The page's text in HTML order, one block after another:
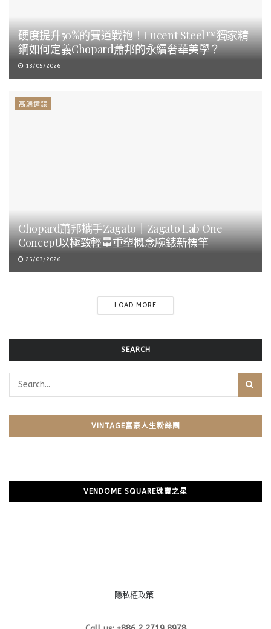
硬度提升50%的賽道戰袍！Lucent Steel™獨家精
鋼如何定義Chopard蕭邦的永續奢華美學？
13/05/2026
高端鐘錶
Chopard蕭邦攜手Zagato｜Zagato Lab One
Concept以極致輕量重塑概念腕錶新標竿
25/03/2026
LOAD MORE
SEARCH
VINTAGE富豪人生粉絲團
VENDOME SQUARE珠寶之星
隱私權政策